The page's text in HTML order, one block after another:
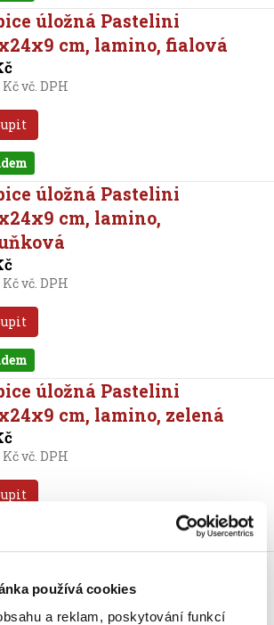
používá cookies
a reklam, poskytování funkcí
úložná Pastelini
cm, lamino, fialová
Kč vč. DPH
úložná Pastelini
cm, lamino,
Kč vč. DPH
úložná Pastelini
cm, lamino, zelená
Kč vč. DPH
cm, lamino, žlutá